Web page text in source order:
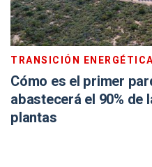
TRANSICIÓN
Cómo es el primer
abastecerá el 90% de
plantas